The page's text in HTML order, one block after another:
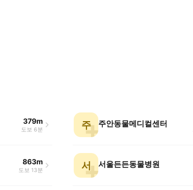
379m
도보 6분 주 주안동물메디컬센터
863m
도보 13분 서 서울든든동물병원